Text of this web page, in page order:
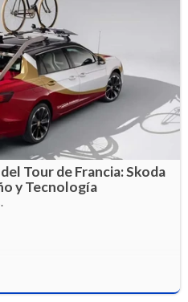
Tour de Francia: Skoda
y Tecnología